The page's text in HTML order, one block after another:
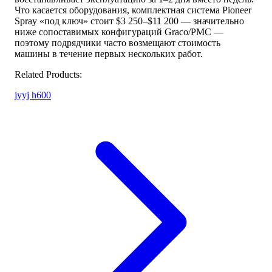
Что касается оборудования, комплектная система Pioneer
Spray «под ключ» стоит $3 250–$11 200 — значительно
ниже сопоставимых конфигураций Graco/PMC —
поэтому подрядчики часто возмещают стоимость
машины в течение первых нескольких работ.
Related Products:
jyyj h600